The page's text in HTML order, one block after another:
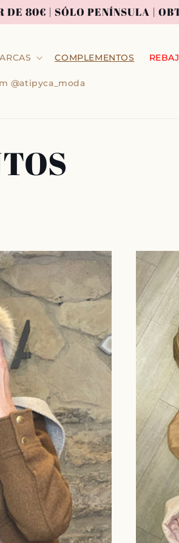
DE 80€ | SÓLO PENÍNSULA |
COMPLEMENTOS
@atipyca_moda